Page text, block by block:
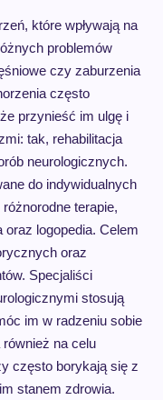
które wpływają na
problemów
czy zaburzenia
często
przynieść im ulgę i
tak, rehabilitacja
neurologicznych.
do indywidualnych
terapie,
oraz logopedia. Celem
oraz
Specjaliści
stosują
im w radzeniu sobie
na celu
często borykają się z
stanem zdrowia.